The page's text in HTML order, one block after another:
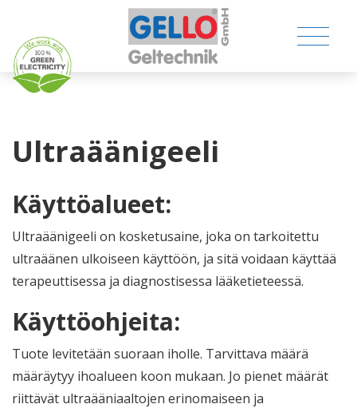
TECHNICAL PRODUCTS
COMPANY
CONTACT
Ultraäänigeeli
Käyttöalueet:
Ultraäänigeeli on kosketusaine, joka on tarkoitettu
ultraäänen ulkoiseen käyttöön, ja sitä voidaan käyttää
terapeuttisessa ja diagnostisessa lääketieteessä.
Käyttöohjeita:
Tuote levitetään suoraan iholle. Tarvittava määrä
määräytyy ihoalueen koon mukaan. Jo pienet määrät
riittävät ultraääniaaltojen erinomaiseen ja